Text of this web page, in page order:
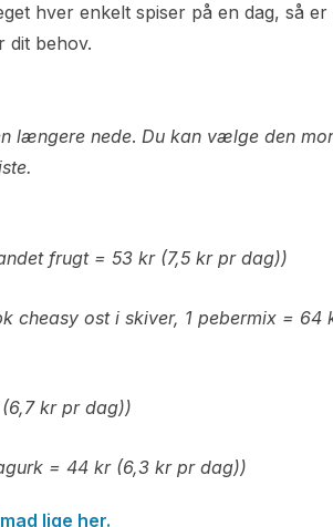
hver enkelt spiser på en dag, så er
dit behov.
længere nede. Du kan vælge den
frugt = 53 kr (7,5 kr pr dag))
cheasy ost i skiver, 1 pebermix = 64
kr pr dag))
= 44 kr (6,3 kr pr dag))
lige her.